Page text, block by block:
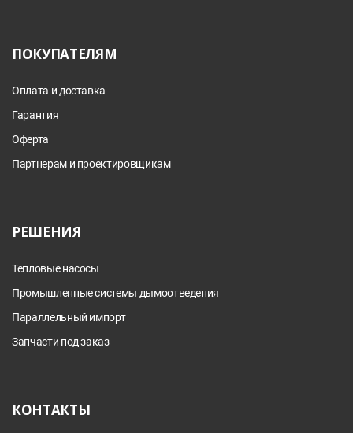
ПОКУПАТЕЛЯМ
Оплата и доставка
Гарантия
Оферта
Партнерам и проектировщикам
РЕШЕНИЯ
Тепловые насосы
Промышленные системы дымоотведения
Параллельный импорт
Запчасти под заказ
КОНТАКТЫ